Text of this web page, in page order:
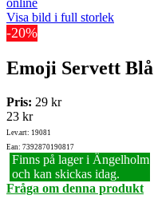
Visa bild i full storlek
-20%
Emoji Servett Blå
Pris: 29 kr
23 kr
Lev.art: 19081
Ean: 7392870190817
Finns på lager i Ängelholm
och kan skickas idag.
Fråga om denna produkt